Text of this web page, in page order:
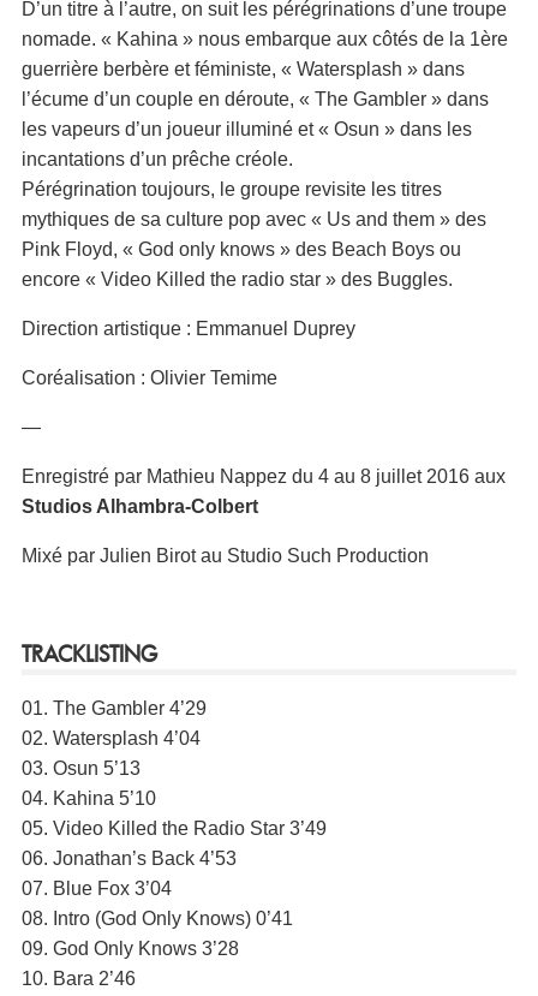
D’un titre à l’autre, on suit les pérégrinations d’une troupe
nomade. « Kahina » nous embarque aux côtés de la 1ère
guerrière berbère et féministe, « Watersplash » dans
l’écume d’un couple en déroute, « The Gambler » dans
les vapeurs d’un joueur illuminé et « Osun » dans les
incantations d’un prêche créole.
Pérégrination toujours, le groupe revisite les titres
mythiques de sa culture pop avec « Us and them » des
Pink Floyd, « God only knows » des Beach Boys ou
encore « Video Killed the radio star » des Buggles.
Direction artistique : Emmanuel Duprey
Coréalisation : Olivier Temime
—
Enregistré par Mathieu Nappez du 4 au 8 juillet 2016 aux
Studios Alhambra-Colbert
Mixé par Julien Birot au Studio Such Production
TRACKLISTING
01. The Gambler 4’29
02. Watersplash 4’04
03. Osun 5’13
04. Kahina 5’10
05. Video Killed the Radio Star 3’49
06. Jonathan’s Back 4’53
07. Blue Fox 3’04
08. Intro (God Only Knows) 0’41
09. God Only Knows 3’28
10. Bara 2’46